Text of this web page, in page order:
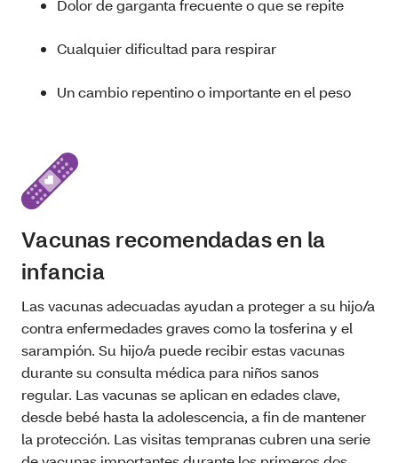
Dolor de garganta frecuente o que se repite
Cualquier dificultad para respirar
Un cambio repentino o importante en el peso
Vacunas recomendadas en la
infancia
Las vacunas adecuadas ayudan a proteger a su hijo/a
contra enfermedades graves como la tosferina y el
sarampión. Su hijo/a puede recibir estas vacunas
durante su consulta médica para niños sanos
regular. Las vacunas se aplican en edades clave,
desde bebé hasta la adolescencia, a fin de mantener
la protección. Las visitas tempranas cubren una serie